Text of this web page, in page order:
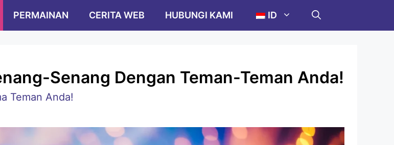
PERMAINAN CERITA WEB HUBUNGI KAMI ID
Senang Dengan Teman-Teman Anda!
Teman Anda!